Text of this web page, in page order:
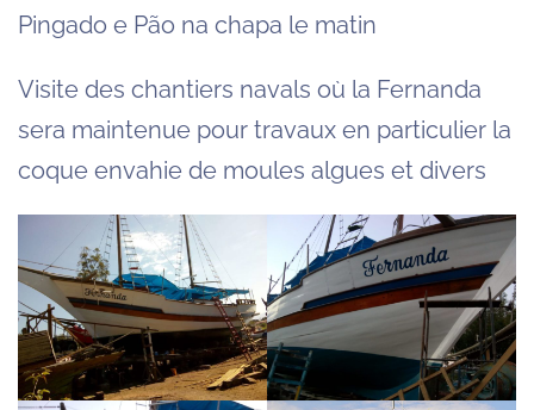
Pingado e Pão na chapa le matin
Visite des chantiers navals où la Fernanda
sera maintenue pour travaux en particulier la
coque envahie de moules algues et divers